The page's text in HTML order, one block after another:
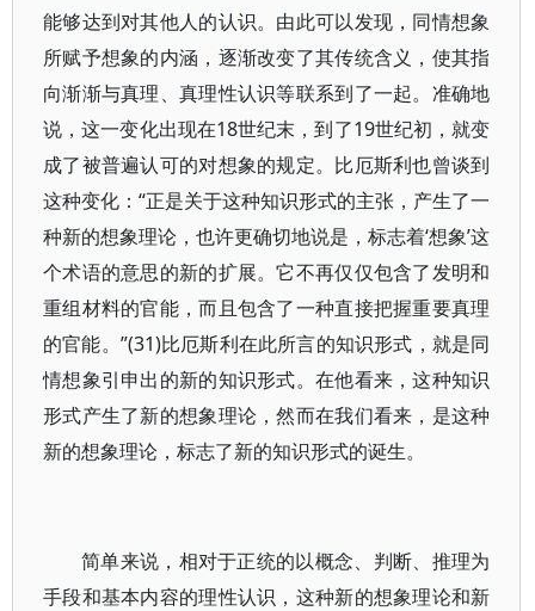
能够达到对其他人的认识。由此可以发现，同情想象
所赋予想象的内涵，逐渐改变了其传统含义，使其指
向渐渐与真理、真理性认识等联系到了一起。准确地
说，这一变化出现在18世纪末，到了19世纪初，就变
成了被普遍认可的对想象的规定。比厄斯利也曾谈到
这种变化：“正是关于这种知识形式的主张，产生了一
种新的想象理论，也许更确切地说是，标志着‘想象’这
个术语的意思的新的扩展。它不再仅仅包含了发明和
重组材料的官能，而且包含了一种直接把握重要真理
的官能。”(31)比厄斯利在此所言的知识形式，就是同
情想象引申出的新的知识形式。在他看来，这种知识
形式产生了新的想象理论，然而在我们看来，是这种
新的想象理论，标志了新的知识形式的诞生。
简单来说，相对于正统的以概念、判断、推理为
手段和基本内容的理性认识，这种新的想象理论和新